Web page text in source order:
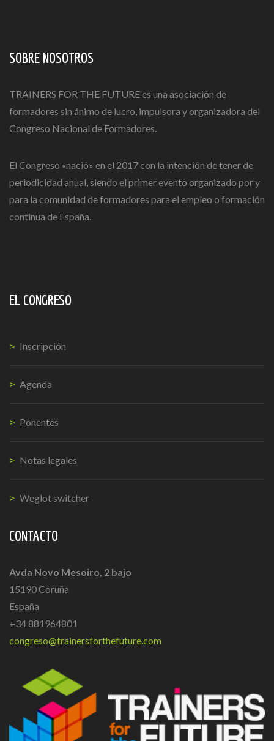
SOBRE NOSOTROS
TRAINERS FOR THE FUTURE es una asociación de
formadores sin ánimo de lucro, impulsora y organizadora del
Congreso Nacional de Formadores.
El Congreso «nació» en el 2017 con la intención de tener de
periodicidad anual, siendo el primer evento organizado por y
para la comunidad de formadores para el empleo o formación
continua de España.
EL CONGRESO
Inscripción
Agenda
Ponentes
Notas legales
Weglot switcher
CONTACTO
Avda Novo Mesoiro, 2 bajo
15190 Coruña
España
+34 881964801
congreso@trainersforthefuture.com